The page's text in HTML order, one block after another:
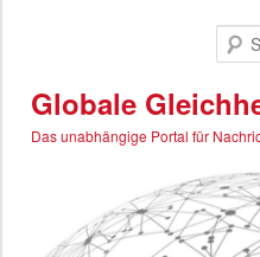
Globale
Das unabhängige Portal für